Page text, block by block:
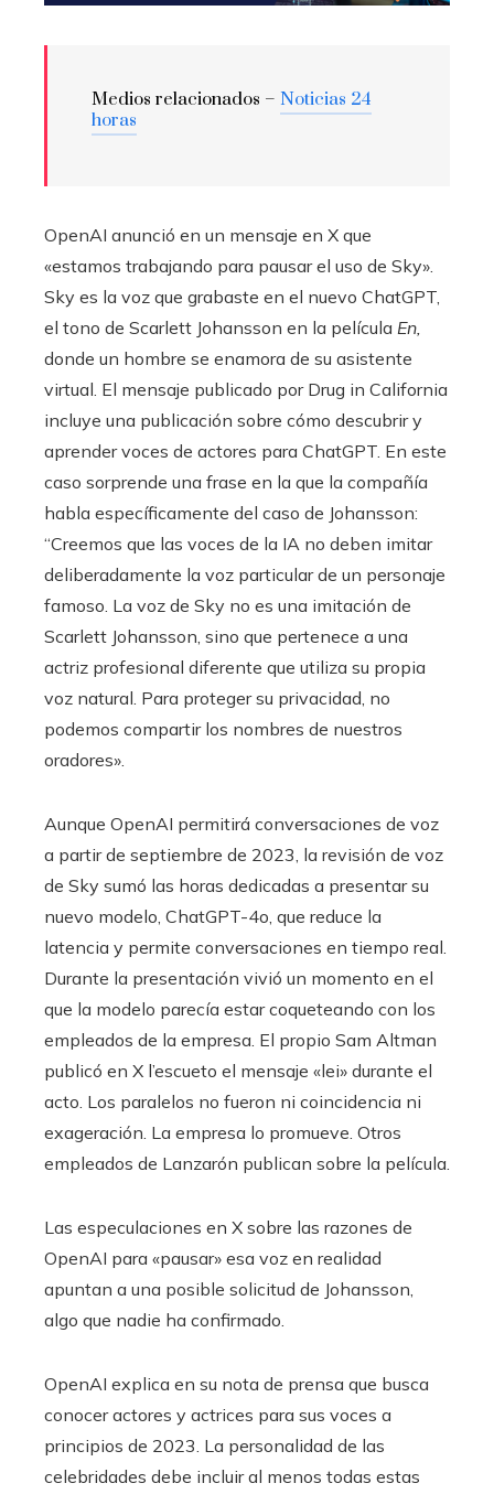
Medios relacionados – Noticias 24
horas
OpenAI anunció en un mensaje en X que
«estamos trabajando para pausar el uso de Sky».
Sky es la voz que grabaste en el nuevo ChatGPT,
el tono de Scarlett Johansson en la película En,
donde un hombre se enamora de su asistente
virtual. El mensaje publicado por Drug in California
incluye una publicación sobre cómo descubrir y
aprender voces de actores para ChatGPT. En este
caso sorprende una frase en la que la compañía
habla específicamente del caso de Johansson:
“Creemos que las voces de la IA no deben imitar
deliberadamente la voz particular de un personaje
famoso. La voz de Sky no es una imitación de
Scarlett Johansson, sino que pertenece a una
actriz profesional diferente que utiliza su propia
voz natural. Para proteger su privacidad, no
podemos compartir los nombres de nuestros
oradores».
Aunque OpenAI permitirá conversaciones de voz
a partir de septiembre de 2023, la revisión de voz
de Sky sumó las horas dedicadas a presentar su
nuevo modelo, ChatGPT-4o, que reduce la
latencia y permite conversaciones en tiempo real.
Durante la presentación vivió un momento en el
que la modelo parecía estar coqueteando con los
empleados de la empresa. El propio Sam Altman
publicó en X l’escueto el mensaje «lei» durante el
acto. Los paralelos no fueron ni coincidencia ni
exageración. La empresa lo promueve. Otros
empleados de Lanzarón publican sobre la película.
Las especulaciones en X sobre las razones de
OpenAI para «pausar» esa voz en realidad
apuntan a una posible solicitud de Johansson,
algo que nadie ha confirmado.
OpenAI explica en su nota de prensa que busca
conocer actores y actrices para sus voces a
principios de 2023. La personalidad de las
celebridades debe incluir al menos todas estas